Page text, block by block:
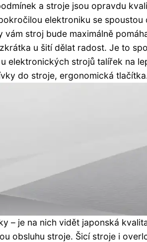
a stroje jsou opravdu
elektroniku se spoustou
stroj bude maximálně
u šití dělat radost. Je to
elektronických strojů talířek na
do stroje, ergonomická
– je na nich vidět japonská
obsluhu stroje. Šicí stroje i